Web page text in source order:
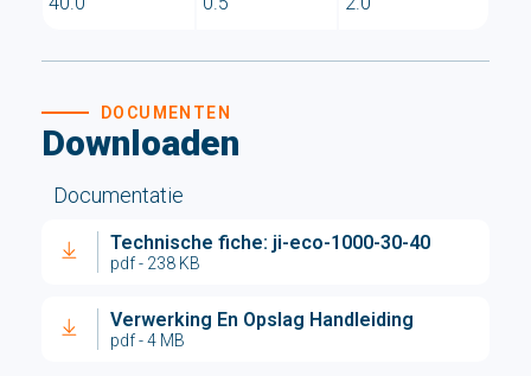
Downloaden
DOCUMENTEN
Documentatie
Technische fiche: ji-eco-1000-30-40
pdf - 238 KB
Verwerking En Opslag Handleiding
pdf - 4 MB